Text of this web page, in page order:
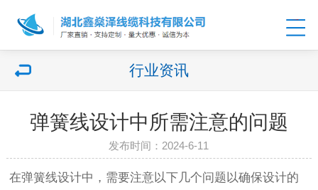
行业资讯
弹簧线设计中所需注意的问题
发布时间：2024-6-11
在弹簧线设计中，需要注意以下几个问题以确保设计的